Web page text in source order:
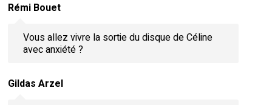
Rémi Bouet
Vous allez vivre la sortie du disque de Céline
avec anxiété ?
Gildas Arzel